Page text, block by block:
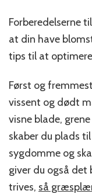
Forberedelserne
at din have
tips til at
Først og
vissent og dødt
visne blade,
skaber du plads
sygdomme og
giver du også
trives, så